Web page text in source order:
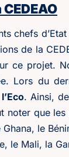
chefs
de la
ce projet.
Lors du
. Ainsi, de
que
le
le Mali, la